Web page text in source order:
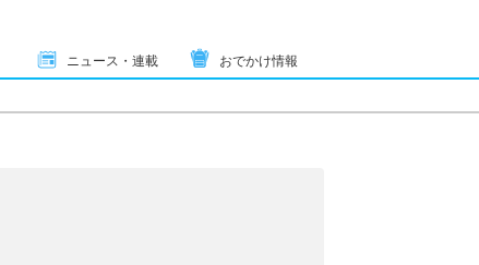
ニュース・連載 おでかけ情報